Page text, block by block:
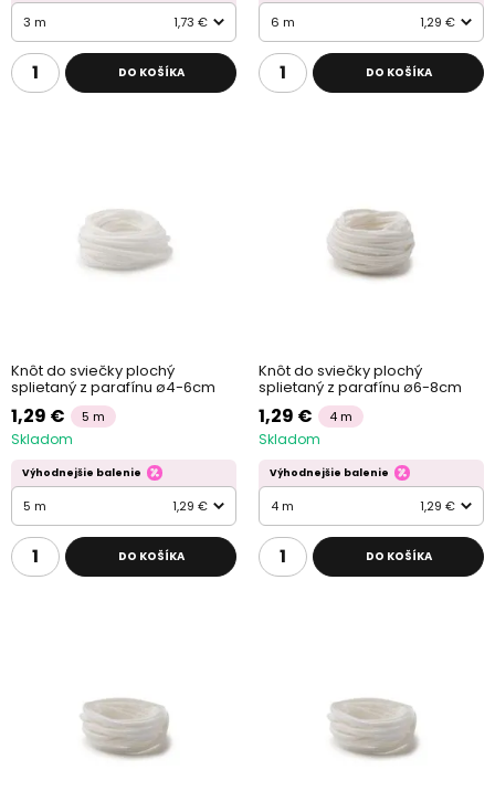
3 m 1,73 €
DO KOŠÍKA
6 m 1,29 €
DO KOŠÍKA
Knôt do sviečky plochý
splietaný z parafínu ø4-6cm
1,29 € 5 m
Skladom
Výhodnejšie balenie
5 m 1,29 €
DO KOŠÍKA
Knôt do sviečky plochý
splietaný z parafínu ø6-8cm
1,29 € 4 m
Skladom
Výhodnejšie balenie
4 m 1,29 €
DO KOŠÍKA